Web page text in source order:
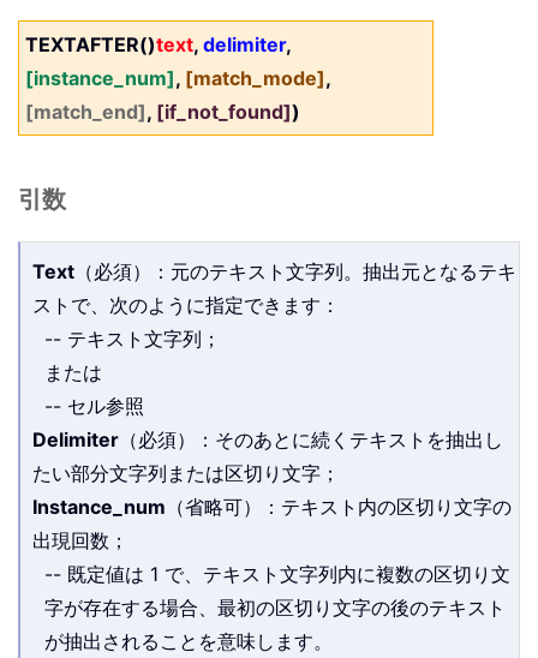
TEXTAFTER()text, delimiter,
[instance_num], [match_mode],
[match_end], [if_not_found])
引数
Text （必須）：元のテキスト文字列。抽出元となるテキ
ストで、次のように指定できます：
-- テキスト文字列；
または
-- セル参照
Delimiter （必須）：そのあとに続くテキストを抽出し
たい部分文字列または区切り文字；
Instance_num （省略可）：テキスト内の区切り文字の
出現回数；
-- 既定値は 1 で、テキスト文字列内に複数の区切り文
字が存在する場合、最初の区切り文字の後のテキスト
が抽出されることを意味します。